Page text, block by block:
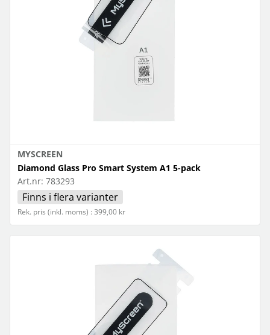
MYSCREEN
Diamond Glass Pro Smart System A1 5-pack
Art.nr: 783293
Finns i flera varianter
Rek. pris (inkl. moms) : 399,00 kr